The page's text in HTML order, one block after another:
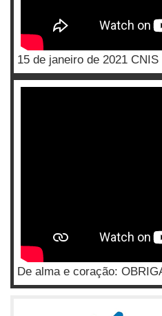
15 de janeiro de 2021
De alma e coração: